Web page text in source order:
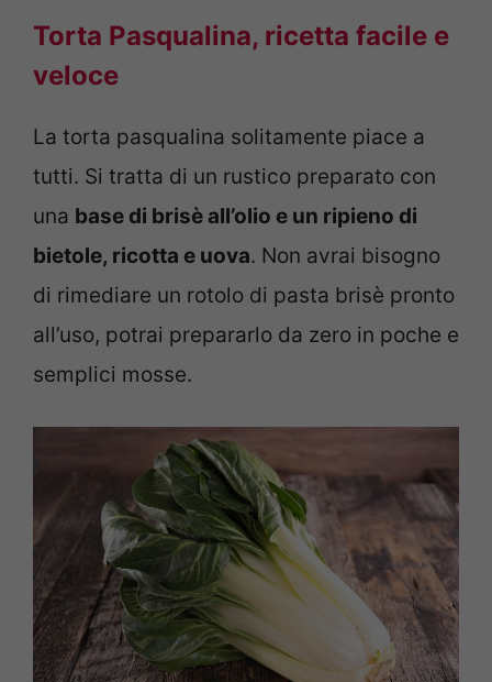
Torta Pasqualina, ricetta facile e
veloce
La torta pasqualina solitamente piace a
tutti. Si tratta di un rustico preparato con
una base di brisè all’olio e un ripieno di
bietole, ricotta e uova. Non avrai bisogno
di rimediare un rotolo di pasta brisè pronto
all’uso, potrai prepararlo da zero in poche e
semplici mosse.